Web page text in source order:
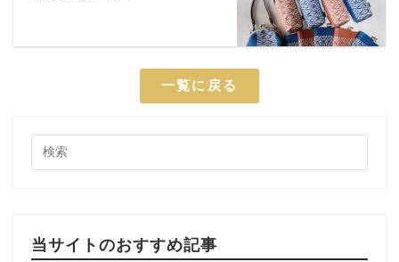
一覧に戻る
当サイトのおすすめ記事